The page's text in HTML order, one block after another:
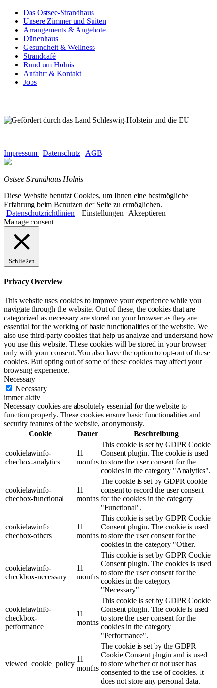
Das Ostsee-Strandhaus
Unsere Zimmer und Suiten
Arrangements & Angebote
Dünenhaus
Gesundheit & Wellness
Strandcafé
Rund um Holnis
Anfahrt & Kontakt
Jobs
Impressum | Datenschutz | AGB
Ostsee Strandhaus Holnis
Diese Website benutzt Cookies, um Ihnen eine bestmögliche
Erfahrung beim Benutzen der Seite zu ermöglichen.
Datenschutzrichtlinien
Einstellungen Akzeptieren
Manage consent
Schließen
Privacy Overview
This website uses cookies to improve your experience while you
navigate through the website. Out of these, the cookies that are
categorized as necessary are stored on your browser as they are
essential for the working of basic functionalities of the website. We
also use third-party cookies that help us analyze and understand how
you use this website. These cookies will be stored in your browser
only with your consent. You also have the option to opt-out of these
cookies. But opting out of some of these cookies may affect your
browsing experience.
Necessary
Necessary
immer aktiv
Necessary cookies are absolutely essential for the website to
function properly. These cookies ensure basic functionalities and
security features of the website, anonymously.
Cookie
Dauer Beschreibung
cookielawinfo-
checbox-analytics
11
months
This cookie is set by GDPR Cookie
Consent plugin. The cookie is used
to store the user consent for the
cookies in the category "Analytics".
cookielawinfo-
checbox-functional
11
months
The cookie is set by GDPR cookie
consent to record the user consent
for the cookies in the category
"Functional".
cookielawinfo-
checbox-others
11
months
This cookie is set by GDPR Cookie
Consent plugin. The cookie is used
to store the user consent for the
cookies in the category "Other.
cookielawinfo-
checkbox-necessary
11
months
This cookie is set by GDPR Cookie
Consent plugin. The cookies is used
to store the user consent for the
cookies in the category
"Necessary".
cookielawinfo-
checkbox-
performance
11
months
This cookie is set by GDPR Cookie
Consent plugin. The cookie is used
to store the user consent for the
cookies in the category
"Performance".
viewed_cookie_policy
11
months
The cookie is set by the GDPR
Cookie Consent plugin and is used
to store whether or not user has
consented to the use of cookies. It
does not store any personal data.